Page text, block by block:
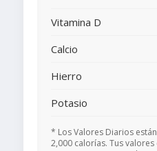
Vitamina D
Calcio
Hierro
Potasio
* Los Valores Diarios
2,000 calorías. Tus